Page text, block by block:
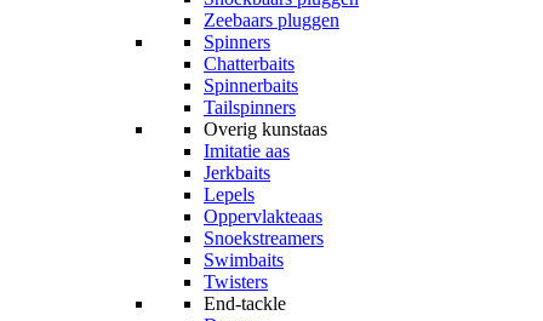
Zeebaars pluggen
Spinners
Chatterbaits
Spinnerbaits
Tailspinners
Overig kunstaas
Imitatie aas
Jerkbaits
Lepels
Oppervlakteaas
Snoekstreamers
Swimbaits
Twisters
End-tackle